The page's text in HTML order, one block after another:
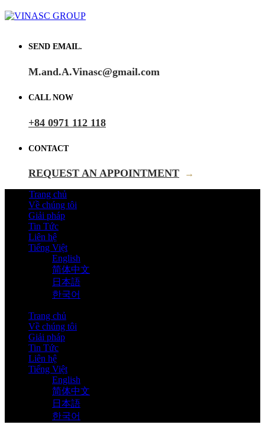
SEND EMAIL.
M.and.A.Vinasc@gmail.com
CALL NOW
+84 0971 112 118
CONTACT
REQUEST AN APPOINTMENT →
Trang chủ
Về chúng tôi
Giải pháp
Tin Tức
Liên hệ
Tiếng Việt
English
简体中文
日本語
한국어
Trang chủ
Về chúng tôi
Giải pháp
Tin Tức
Liên hệ
Tiếng Việt
English
简体中文
日本語
한국어